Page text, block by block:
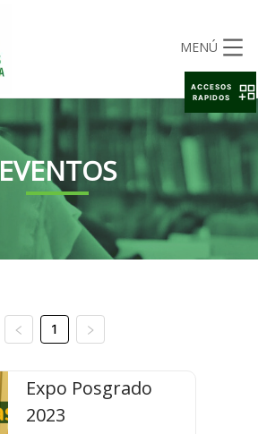
MENÚ
EVENTOS
1
Expo Posgrado
2023
ACCESOS
RAPIDOS